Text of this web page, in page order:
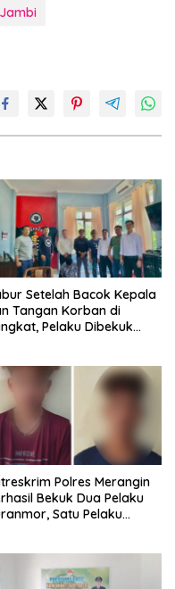
Setelah Bacok Kepala
Tangan Korban di
Pelaku Dibekuk
Polres Merangin
Bekuk Dua Pelaku
Satu Pelaku